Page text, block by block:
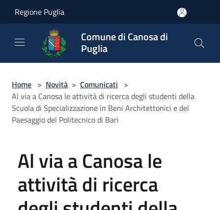
Regione Puglia
Comune di Canosa di
Puglia
Home > Novità > Comunicati >
Al via a Canosa le attività di ricerca degli studenti della
Scuola di Specializzazione in Beni Architettonici e del
Paesaggio del Politecnico di Bari
Al via a Canosa le
attività di ricerca